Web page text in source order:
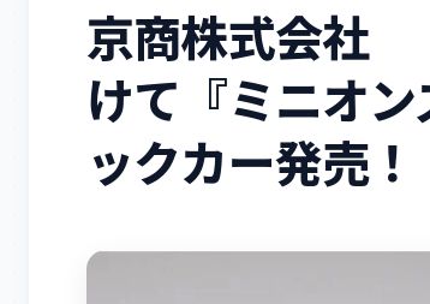
京商株式会社
けて『ミニオ
ックカー発売！